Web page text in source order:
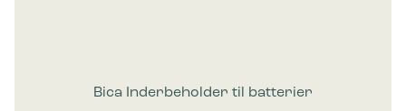
Bica Inderbeholder til batterier